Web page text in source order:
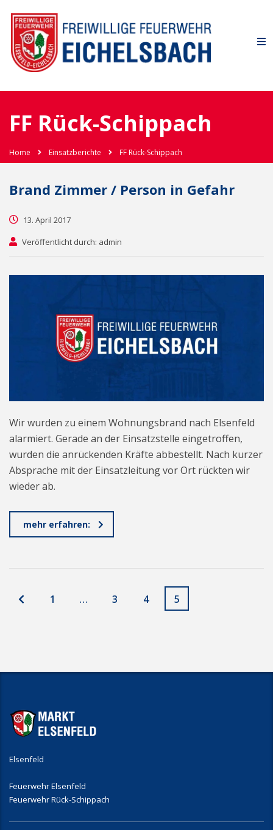
FF Rück-Schippach
Home Einsatzberichte FF Rück-Schippach
Brand Zimmer / Person in Gefahr
13. April 2017
Veröffentlicht durch: admin
Wir wurden zu einem Wohnungsbrand nach Elsenfeld
alarmiert. Gerade an der Einsatzstelle eingetroffen,
wurden die anrückenden Kräfte abbestellt. Nach kurzer
Absprache mit der Einsatzleitung vor Ort rückten wir
wieder ab.
mehr erfahren:
1 … 3 4 5
Elsenfeld
Feuerwehr Elsenfeld
Feuerwehr Rück-Schippach